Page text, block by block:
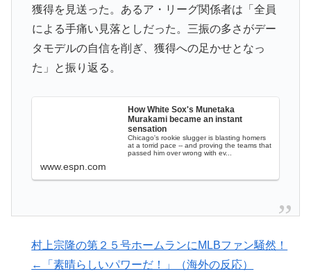
▶ 韓国人「熊本地震で見る日本の土木技術の完全勝利をご
覧ください」→「これはすごいわ」「こういうのを見る
と日本人は何か適当に作る感じがしない・・・」「あれ
がまさに経験値である」
て何？その逆も教えて！」（海外の反応）
韓国人「日本メディアが大型台風13号が急カーブで韓国
方面に向かって来ると予報！」→「予想外の進路‥」
海外「さすが日本！」日本とドイツの仕事効率の差が分
スカトロ野郎「今日仕事が終わったらやっとうんこが食
▶ 海外「日本なんて行くんじゃなかった…」 日本を知っ
てしまったディズニー信者、帰国後『本家』に失望する
獲得を見送った。あるア・リーグ関係者は「全員
による手痛い見落としだった。三振の多さがデー
タモデルの自信を削ぎ、獲得への足かせとなっ
た」と振り返る。
How White Sox's Munetaka
Murakami became an instant
sensation
Chicago's rookie slugger is blasting homers
at a torrid pace -- and proving the teams that
passed him over wrong with ev...
www.espn.com
村上宗隆の第２５号ホームランにMLBファン騒然！
←「素晴らしいパワーだ！」（海外の反応）